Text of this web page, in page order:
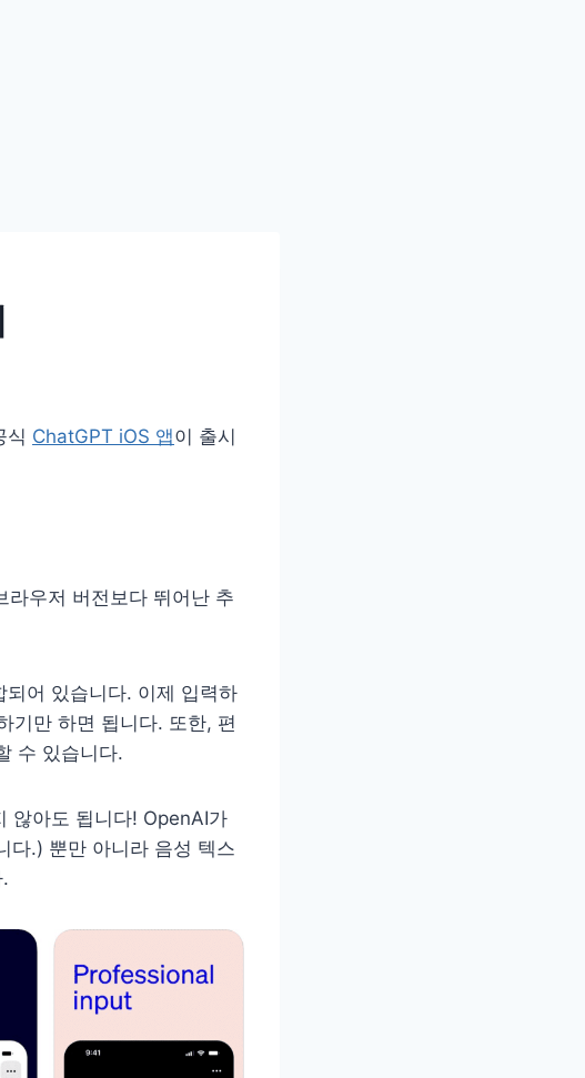
식 ChatGPT iOS 앱이 출시
우저 버전보다 뛰어난 추
어 있습니다. 이제 입력하
기만 하면 됩니다. 또한, 편
수 있습니다.
않아도 됩니다! OpenAI가
다.) 뿐만 아니라 음성 텍스